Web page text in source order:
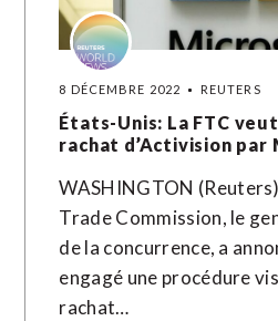
8 DÉCEMBRE 2022 REUTERS
États-Unis: La FTC
rachat d’Activision
WASHINGTON (Reuters)
Trade Commission, le
de la concurrence, a
engagé une procédure
rachat…